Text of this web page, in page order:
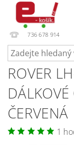
736 678 914
ROVER
ČERVENÁ
1